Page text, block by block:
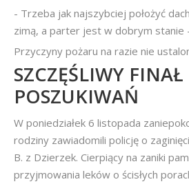
- Trzeba jak najszybciej położyć
zimą, a parter jest w dobrym stanie
Przyczyny pożaru na razie nie
SZCZĘŚLIWY FINAŁ
POSZUKIWAŃ
W poniedziałek 6 listopada
rodziny zawiadomili policję o
B. z Dzierzek. Cierpiący na zaniki
przyjmowania leków o ścisłych